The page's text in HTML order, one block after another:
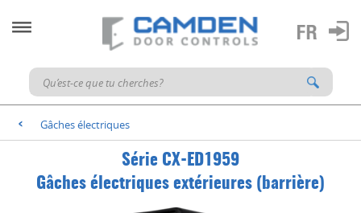
< Gâches électriques
Série CX-ED1959
Gâches électriques extérieures (barrière)